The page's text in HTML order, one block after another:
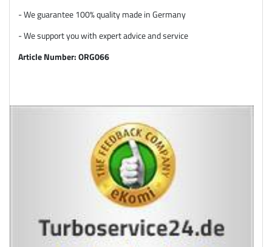
- We guarantee 100% quality made in Germany
- We support you with expert advice and service
Article Number: ORG066